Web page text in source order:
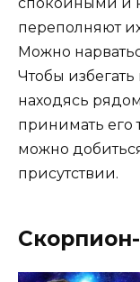
переполняют
Можно
Чтобы
находясь
принимать его
можно
присутствии.